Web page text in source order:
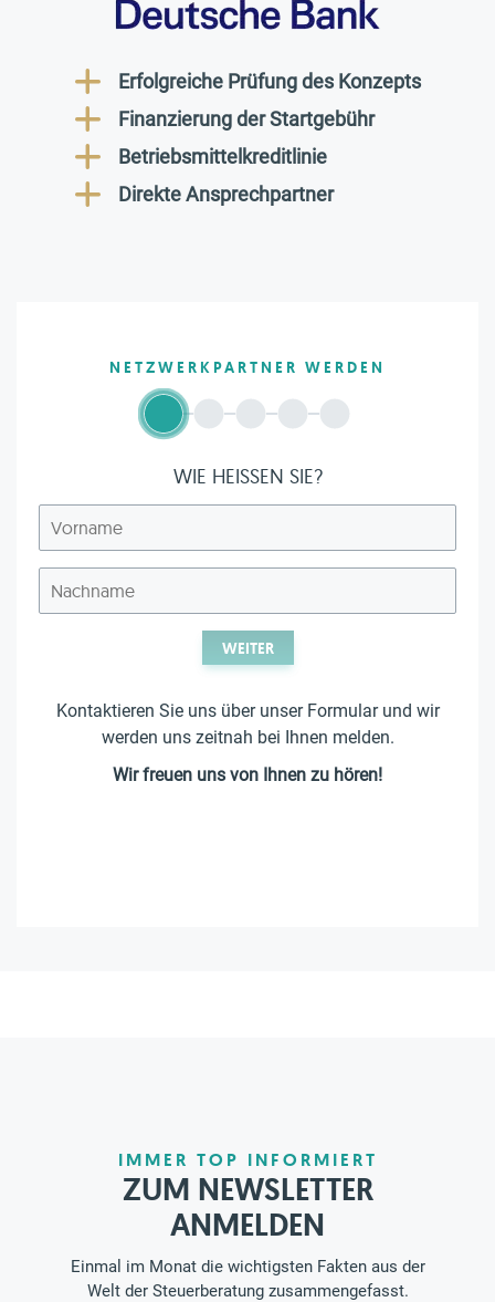
Erfolgreiche Prüfung des Konzepts
Finanzierung der Startgebühr
Betriebsmittelkreditlinie
Direkte Ansprechpartner
NETZWERKPARTNER WERDEN
WIE HEISSEN SIE?
WEITER
Kontaktieren Sie uns über unser Formular und wir
werden uns zeitnah bei Ihnen melden.
Wir freuen uns von Ihnen zu hören!
IMMER TOP INFORMIERT
ZUM NEWSLETTER
ANMELDEN
Einmal im Monat die wichtigsten Fakten aus der
Welt der Steuerberatung zusammengefasst.